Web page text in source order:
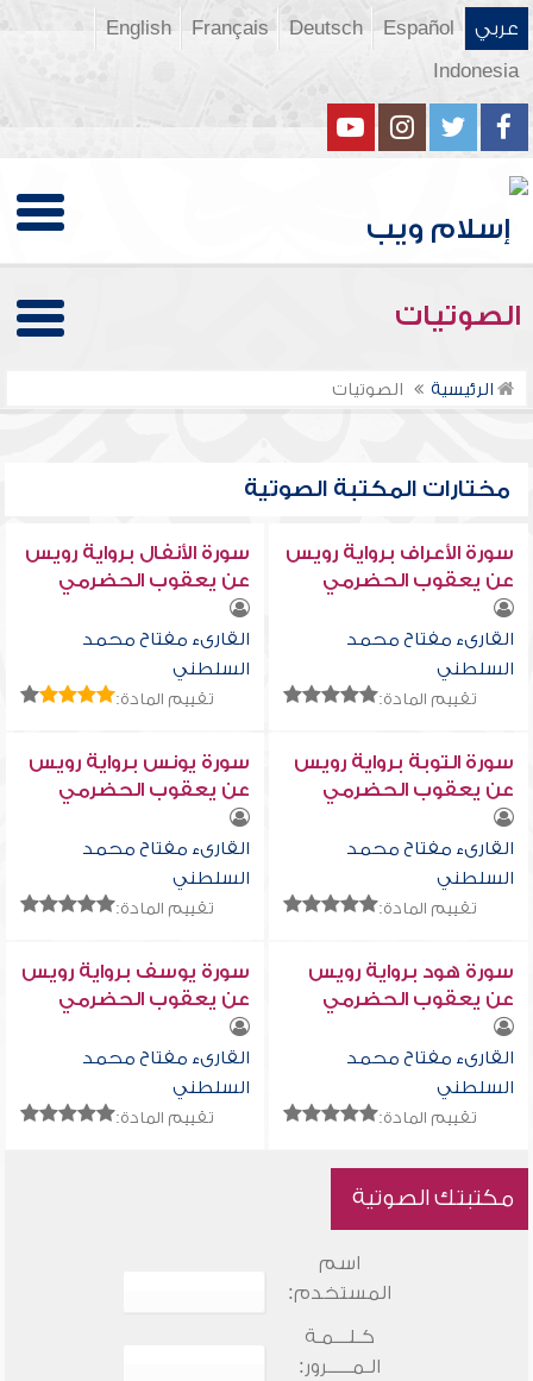
عربي Español
Deutsch
Français
English
Indonesia
الصوتيات
الرئيسية الصوتيات
مختارات المكتبة الصوتية
سورة الأعراف برواية رويس
عن يعقوب الحضرمي
القارىء مفتاح محمد
السلطني
تقييم المادة:
سورة الأنفال برواية رويس
عن يعقوب الحضرمي
القارىء مفتاح محمد
السلطني
تقييم المادة:
سورة التوبة برواية رويس
عن يعقوب الحضرمي
القارىء مفتاح محمد
السلطني
تقييم المادة:
سورة يونس برواية رويس
عن يعقوب الحضرمي
القارىء مفتاح محمد
السلطني
تقييم المادة:
سورة هود برواية رويس
عن يعقوب الحضرمي
القارىء مفتاح محمد
السلطني
تقييم المادة:
سورة يوسف برواية رويس
عن يعقوب الحضرمي
القارىء مفتاح محمد
السلطني
تقييم المادة:
مكتبتك الصوتية
اسم
المستخدم:
كـلـــمـة
الـمـــــرور: